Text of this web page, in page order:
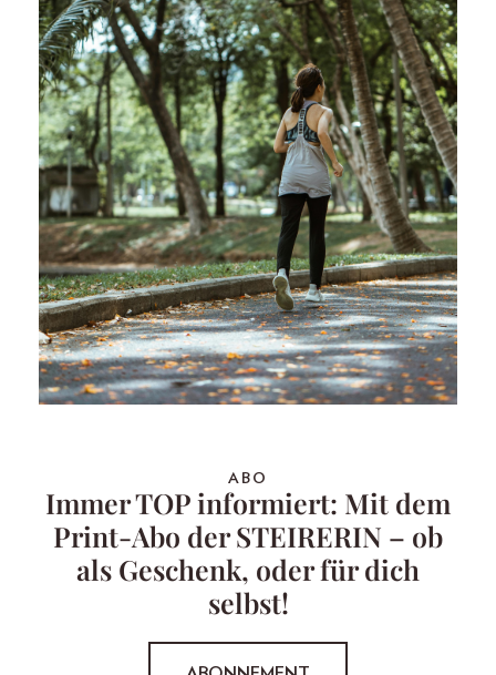
ABO
Immer TOP informiert: Mit dem
Print-Abo der STEIRERIN – ob
als Geschenk, oder für dich
selbst!